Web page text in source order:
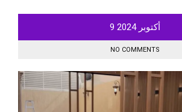
أكتوبر 9 2024
NO COMMENTS